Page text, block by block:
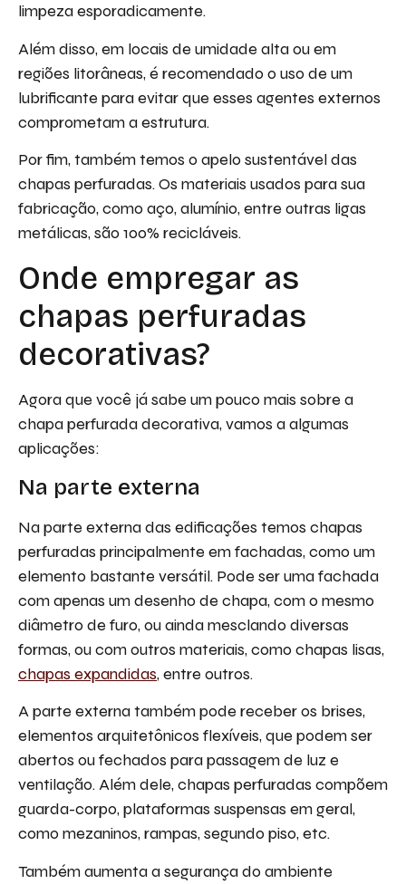
limpeza esporadicamente.
Além disso, em locais de umidade alta ou em
regiões litorâneas, é recomendado o uso de um
lubrificante para evitar que esses agentes externos
comprometam a estrutura.
Por fim, também temos o apelo sustentável das
chapas perfuradas. Os materiais usados para sua
fabricação, como aço, alumínio, entre outras ligas
metálicas, são 100% recicláveis.
Onde empregar as
chapas perfuradas
decorativas?
Agora que você já sabe um pouco mais sobre a
chapa perfurada decorativa, vamos a algumas
aplicações:
Na parte externa
Na parte externa das edificações temos chapas
perfuradas principalmente em fachadas, como um
elemento bastante versátil. Pode ser uma fachada
com apenas um desenho de chapa, com o mesmo
diâmetro de furo, ou ainda mesclando diversas
formas, ou com outros materiais, como chapas lisas,
chapas expandidas, entre outros.
A parte externa também pode receber os brises,
elementos arquitetônicos flexíveis, que podem ser
abertos ou fechados para passagem de luz e
ventilação. Além dele, chapas perfuradas compõem
guarda-corpo, plataformas suspensas em geral,
como mezaninos, rampas, segundo piso, etc.
Também aumenta a segurança do ambiente